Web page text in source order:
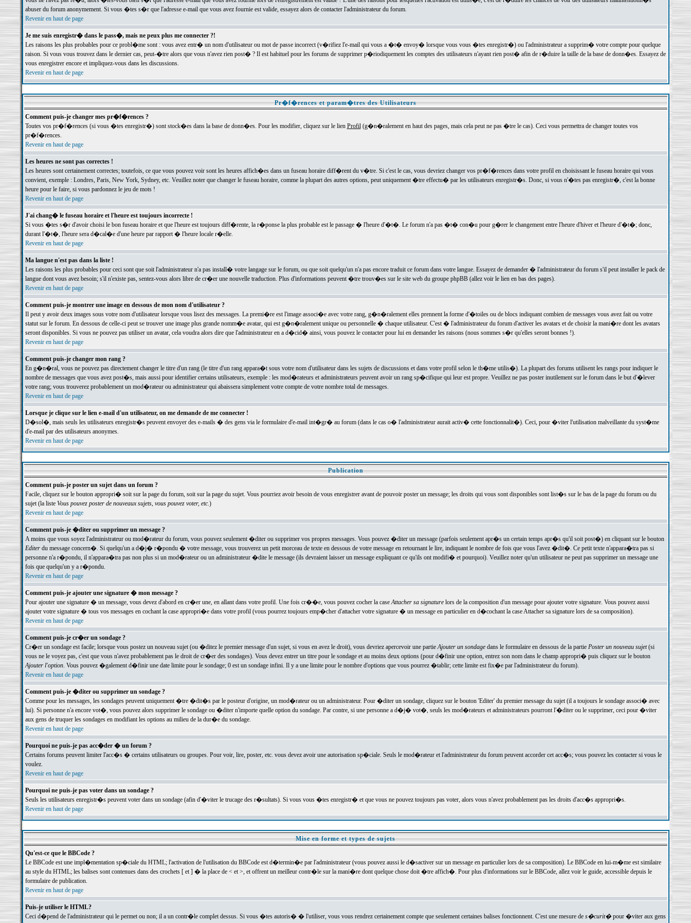
abuser du forum anonymement. Si vous �tes s�r que l'adresse e-mail que vous avez fournie est valide, essayez alors de contacter l'administrateur du forum.
Revenir en haut de page
Je me suis enregistr� dans le pass�, mais ne peux plus me connecter ?!
Les raisons les plus probables pour ce probl�me sont : vous avez entr� un nom d'utilisateur ou mot de passe incorrect (v�rifiez l'e-mail qui vous a �t� envoy� lorsque vous vous �tes enregistr�) ou l'administrateur a supprim� votre compte pour quelque
raison. Si vous vous trouvez dans le dernier cas, peut-�tre alors que vous n'avez rien post� ? Il est habituel pour les forums de supprimer p�riodiquement les comptes des utilisateurs n'ayant rien post� afin de r�duire la taille de la base de donn�es. Essayez de
vous enregistrer encore et impliquez-vous dans les discussions.
Revenir en haut de page
Pr�f�rences et param�tres des Utilisateurs
Comment puis-je changer mes pr�f�rences ?
Toutes vos pr�f�rences (si vous �tes enregistr�) sont stock�es dans la base de donn�es. Pour les modifier, cliquez sur le lien Profil(g�n�ralement en haut des pages, mais cela peut ne pas �tre le cas). Ceci vous permettra de changer toutes vos
pr�f�rences.
Revenir en haut de page
Les heures ne sont pas correctes !
Les heures sont certainement correctes; toutefois, ce que vous pouvez voir sont les heures affich�es dans un fuseau horaire diff�rent du v�tre. Si c'est le cas, vous devriez changer vos pr�f�rences dans votre profil en choisissant le fuseau horaire qui vous
convient, exemple : Londres, Paris, New York, Sydney, etc. Veuillez noter que changer le fuseau horaire, comme la plupart des autres options, peut uniquement �tre effectu� par les utilisateurs enregistr�s. Donc, si vous n'�tes pas enregistr�, c'est la bonne
heure pour le faire, si vous pardonnez le jeu de mots !
Revenir en haut de page
J'ai chang� le fuseau horaire et l'heure est toujours incorrecte !
Si vous �tes s�r d'avoir choisi le bon fuseau horaire et que l'heure est toujours diff�rente, la r�ponse la plus probable est le passage � l'heure d'�t�. Le forum n'a pas �t� con�u pour g�rer le changement entre l'heure d'hiver et l'heure d'�t�; donc,
durant l'�t�, l'heure sera d�cal�e d'une heure par rapport � l'heure locale r�elle.
Revenir en haut de page
Ma langue n'est pas dans la liste !
Les raisons les plus probables pour ceci sont que soit l'administrateur n'a pas install� votre langage sur le forum, ou que soit quelqu'un n'a pas encore traduit ce forum dans votre langue. Essayez de demander � l'administrateur du forum s'il peut installer le pack de
langue dont vous avez besoin; s'il n'existe pas, sentez-vous alors libre de cr�er une nouvelle traduction. Plus d'informations peuvent �tre trouv�es sur le site web du groupe phpBB (allez voir le lien en bas des pages).
Revenir en haut de page
Comment puis-je montrer une image en dessous de mon nom d'utilisateur ?
Il peut y avoir deux images sous votre nom d'utilisateur lorsque vous lisez des messages. La premi�re est l'image associ�e avec votre rang, g�n�ralement elles prennent la forme d'�toiles ou de blocs indiquant combien de messages vous avez fait ou votre
statut sur le forum. En dessous de celle-ci peut se trouver une image plus grande nomm�e avatar, qui est g�n�ralement unique ou personnelle � chaque utilisateur. C'est � l'administrateur du forum d'activer les avatars et de choisir la mani�re dont les avatars
seront disponibles. Si vous ne pouvez pas utiliser un avatar, cela voudra alors dire que l'administrateur en a d�cid� ainsi, vous pouvez le contacter pour lui en demander les raisons (nous sommes s�r qu'elles seront bonnes !).
Revenir en haut de page
Comment puis-je changer mon rang ?
En g�n�ral, vous ne pouvez pas directement changer le titre d'un rang (le titre d'un rang appara�t sous votre nom d'utilisateur dans les sujets de discussions et dans votre profil selon le th�me utilis�). La plupart des forums utilisent les rangs pour indiquer le
nombre de messages que vous avez post�s, mais aussi pour identifier certains utilisateurs, exemple : les mod�rateurs et administrateurs peuvent avoir un rang sp�cifique qui leur est propre. Veuillez ne pas poster inutilement sur le forum dans le but d'�lever
votre rang; vous trouverez probablement un mod�rateur ou administrateur qui abaissera simplement votre compte de votre nombre total de messages.
Revenir en haut de page
Lorsque je clique sur le lien e-mail d'un utilisateur, on me demande de me connecter !
D�sol�, mais seuls les utilisateurs enregistr�s peuvent envoyer des e-mails � des gens via le formulaire d'e-mail int�gr� au forum (dans le cas o� l'administrateur aurait activ� cette fonctionnalit�). Ceci, pour �viter l'utilisation malveillante du syst�me
d'e-mail par des utilisateurs anonymes.
Revenir en haut de page
Publication
Comment puis-je poster un sujet dans un forum ?
Facile, cliquez sur le bouton appropri� soit sur la page du forum, soit sur la page du sujet. Vous pourriez avoir besoin de vous enregistrer avant de pouvoir poster un message; les droits qui vous sont disponibles sont list�s sur le bas de la page du forum ou du
sujet (la liste Vous pouvez poster de nouveaux sujets, vous pouvez voter, etc.)
Revenir en haut de page
Comment puis-je �diter ou supprimer un message ?
A moins que vous soyez l'administrateur ou mod�rateur du forum, vous pouvez seulement �diter ou supprimer vos propres messages. Vous pouvez �diter un message (parfois seulement apr�s un certain temps apr�s qu'il soit post�) en cliquant sur le bouton
Editerdu message concern�. Si quelqu'un a d�j� r�pondu � votre message, vous trouverez un petit morceau de texte en dessous de votre message en retournant le lire, indiquant le nombre de fois que vous l'avez �dit�. Ce petit texte n'appara�tra pas si
personne n'a r�pondu, il n'appara�tra pas non plus si un mod�rateur ou un administrateur �dite le message (ils devraient laisser un message expliquant ce qu'ils ont modifi� et pourquoi). Veuillez noter qu'un utilisateur ne peut pas supprimer un message une
fois que quelqu'un y a r�pondu.
Revenir en haut de page
Comment puis-je ajouter une signature � mon message ?
Pour ajouter une signature � un message, vous devez d'abord en cr�er une, en allant dans votre profil. Une fois cr��e, vous pouvez cocher la caseAttacher sa signaturelors de la composition d'un message pour ajouter votre signature. Vous pouvez aussi
ajouter votre signature � tous vos messages en cochant la case appropri�e dans votre profil (vous pourrez toujours emp�cher d'attacher votre signature � un message en particulier en d�cochant la case Attacher sa signature lors de sa composition).
Revenir en haut de page
Comment puis-je cr�er un sondage ?
Cr�er un sondage est facile; lorsque vous postez un nouveau sujet (ou �ditez le premier message d'un sujet, si vous en avez le droit), vous devriez apercevoir une partieAjouter un sondagedans le formulaire en dessous de la partie Poster un nouveau sujet(si
vous ne le voyez pas, c'est que vous n'avez probablement pas le droit de cr�er des sondages). Vous devez entrer un titre pour le sondage et au moins deux options (pour d�finir une option, entrez son nom dans le champ appropri� puis cliquez sur le bouton
Ajouter l'option. Vous pouvez �galement d�finir une date limite pour le sondage; 0 est un sondage infini. Il y a une limite pour le nombre d'options que vous pourrez �tablir; cette limite est fix�e par l'administrateur du forum).
Revenir en haut de page
Comment puis-je �diter ou supprimer un sondage ?
Comme pour les messages, les sondages peuvent uniquement �tre �dit�s par le posteur d'origine, un mod�rateur ou un administrateur. Pour �diter un sondage, cliquez sur le bouton 'Editer' du premier message du sujet (il a toujours le sondage associ� avec
lui). Si personne n'a encore vot�, vous pouvez alors supprimer le sondage ou �diter n'importe quelle option du sondage. Par contre, si une personne a d�j� vot�, seuls les mod�rateurs et administrateurs pourront l'�diter ou le supprimer, ceci pour �viter
aux gens de truquer les sondages en modifiant les options au milieu de la dur�e du sondage.
Revenir en haut de page
Pourquoi ne puis-je pas acc�der � un forum ?
Certains forums peuvent limiter l'acc�s � certains utilisateurs ou groupes. Pour voir, lire, poster, etc. vous devez avoir une autorisation sp�ciale. Seuls le mod�rateur et l'administrateur du forum peuvent accorder cet acc�s; vous pouvez les contacter si vous le
voulez.
Revenir en haut de page
Pourquoi ne puis-je pas voter dans un sondage ?
Seuls les utilisateurs enregistr�s peuvent voter dans un sondage (afin d'�viter le trucage des r�sultats). Si vous vous �tes enregistr� et que vous ne pouvez toujours pas voter, alors vous n'avez probablement pas les droits d'acc�s appropri�s.
Revenir en haut de page
Mise en forme et types de sujets
Qu'est-ce que le BBCode ?
Le BBCode est une impl�mentation sp�ciale du HTML; l'activation de l'utilisation du BBCode est d�termin�e par l'administrateur (vous pouvez aussi le d�sactiver sur un message en particulier lors de sa composition). Le BBCode en lui-m�me est similaire
au style du HTML; les balises sont contenues dans des crochets [ et ] � la place de < et >, et offrent un meilleur contr�le sur la mani�re dont quelque chose doit �tre affich�. Pour plus d'informations sur le BBCode, allez voir le guide, accessible depuis le
formulaire de publication.
Revenir en haut de page
Puis-je utiliser le HTML?
Ceci d�pend de l'administrateur qui le permet ou non; il a un contr�le complet dessus. Si vous �tes autoris� � l'utiliser, vous vous rendrez certainement compte que seulement certaines balises fonctionnent. C'est une mesure de s�curit�pour �viter aux gens